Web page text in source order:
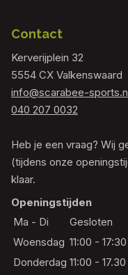
Contact
Kerverijplein 32
5554 CX Valkenswaard
info@scarabee-
040 207 0032
Heb je een vraag? Wij
(tijdens onze
klaar.
Openingstijden
Ma - Di
Gesloten
Woensdag 11:00 - 17:30
Donderdag 11:00 - 17.30